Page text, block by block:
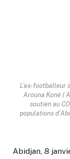
L’ex-footballeur
Arouna Koné (
soutien au
populations
Abidjan, 8